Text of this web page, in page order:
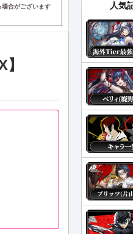
合がございます
人気